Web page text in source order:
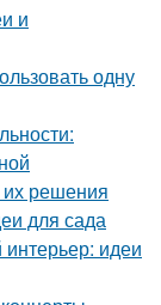
и
одну
решения
для сада
идеи